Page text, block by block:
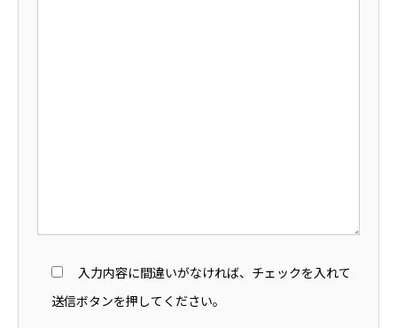
入力内容に間違いがなければ、チェックを入れて
送信ボタンを押してください。